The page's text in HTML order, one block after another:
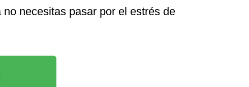
necesitas pasar por el estrés de